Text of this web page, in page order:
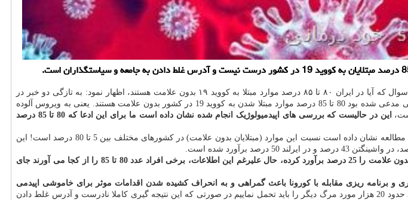
در ارتباط با این سوال که آیا در ایران ۸۰ تا ۸۵ درصد موارد مبتلا به کووید ۱۹ بدون علامت هستند، اظهار نمود: به تازگی دو خبر در
رسانه ها انتشار یافته که یکی خبر از ابتلای 25 میلیون نفر ایرانی می داد و در خبر دیگر یکی از متخصصان بالینی مدعی شده بود 80 تا 85 درصد موارد مبتلا شدن به کووید 19 در کشور بدون علامت هستند. یعنی به ویروس آلوده
این در حالیست که بررسی های اپیدمیولوژیک انجام شده نشان داده است ما برای این ادعا که 80 تا 85 درصد
این اپیدمیولوژیست همینطور به مطالعه ای در دانشگاه آکسفورد CEBM اشاره نمود و اظهار داشت که نتایج این مطالعه نشان داده است نسبت این موارد (مبتلایان بدون علامت) در کشورهای مختلف بین 5 تا 80 درصد است! این
وی افزود: همینطور مرکز کنترل بیماریهای امریکا CDC هم برآورد کلی میزان موارد ابتلای کروناویروس جدید بدون علامت را 25 درصد برآورد کرده، حال علیرغم این اطلاعات، برخی افراد عدد 80 تا 85 را از کجا می آورند جای
و برنامه ریزی مقابله با کورونا باعث گمراهی و به انحراف کشیده شدن اقدامات موثر برای خاموشی اپیدمی
اظهار نمود: به فرض اگر این عدد را بپذیریم معنایش این است که ما تا رسیدن به ایمنی جمعی و گله ای حدود 20 هزار مورد مرگ دیگر را باید تحمل نماییم در صورتی که این نتیجه گیری کاملا نادرست و آدرس غلط دادن